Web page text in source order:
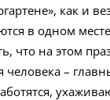
как и
в одном
что на этом
человека –